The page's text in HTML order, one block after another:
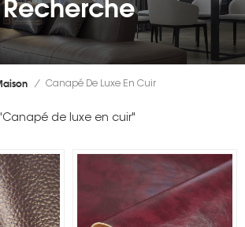
Recherche
/ Canapé De Luxe En Cuir
de luxe en cuir"